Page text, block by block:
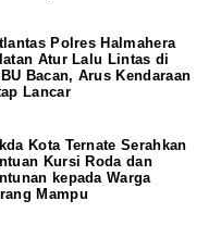
Polres Halmahera
Atur Lalu Lintas di
Bacan, Arus Kendaraan
Lancar
Kota Ternate Serahkan
Kursi Roda dan
kepada Warga
Mampu